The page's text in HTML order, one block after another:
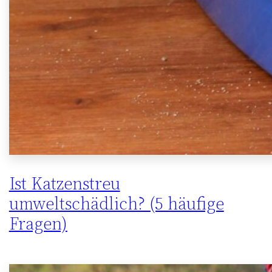
Ist Katzenstreu
umweltschädlich? (5 häufige
Fragen)